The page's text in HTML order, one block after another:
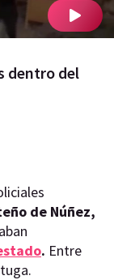
dentro del
de Núñez,
. Entre